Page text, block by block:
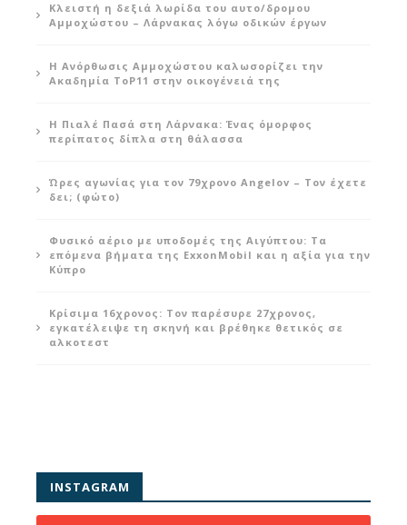
Κλειστή η δεξιά λωρίδα του αυτο/δρομου
Αμμοχώστου – Λάρνακας λόγω οδικών έργων
Η Ανόρθωσις Αμμοχώστου καλωσορίζει την
Ακαδημία ToP11 στην οικογένειά της
Η Πιαλέ Πασά στη Λάρνακα: Ένας όμορφος
περίπατος δίπλα στη θάλασσα
Ώρες αγωνίας για τον 79χρονο Angelov – Τον έχετε
δει; (φώτο)
Φυσικό αέριο με υποδομές της Αιγύπτου: Τα
επόμενα βήματα της ExxonMobil και η αξία για την
Κύπρο
Κρίσιμα 16χρονος: Τον παρέσυρε 27χρονος,
εγκατέλειψε τη σκηνή και βρέθηκε θετικός σε
αλκοτεστ
INSTAGRAM